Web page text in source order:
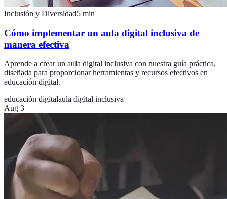
Inclusión y Diversidad5 min
Cómo implementar un aula digital inclusiva de
manera efectiva
Aprende a crear un aula digital inclusiva con nuestra guía práctica,
diseñada para proporcionar herramientas y recursos efectivos en
educación digital.
educación digitalaula digital inclusiva
Aug 3